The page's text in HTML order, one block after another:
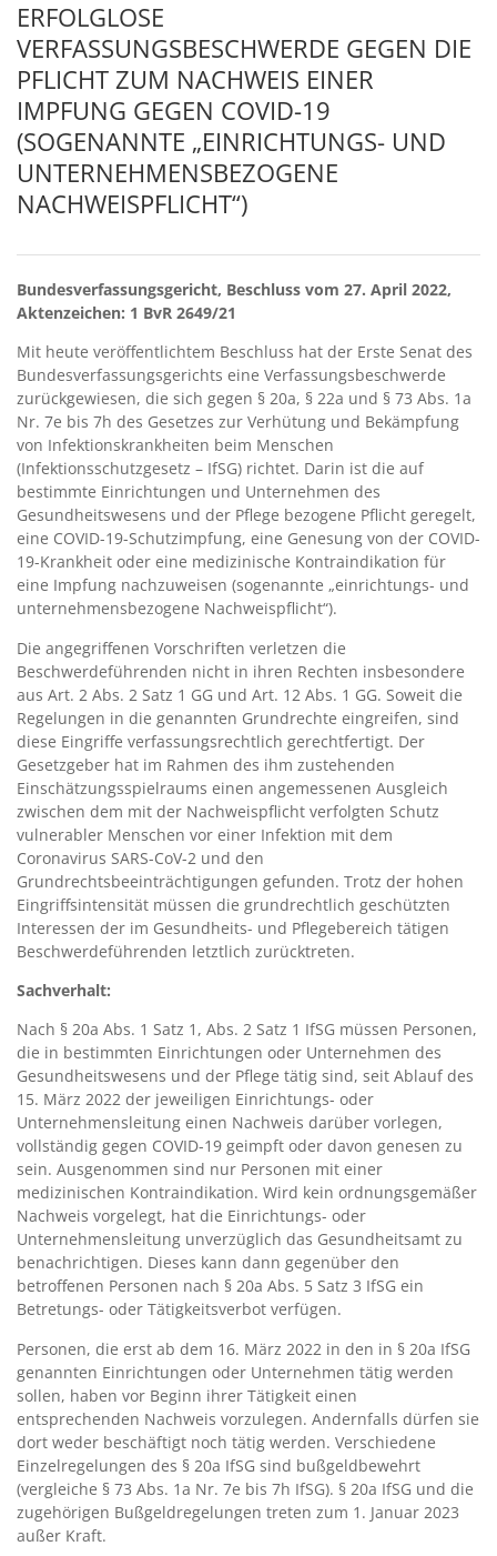
ERFOLGLOSE
VERFASSUNGSBESCHWERDE GEGEN DIE
PFLICHT ZUM NACHWEIS EINER
IMPFUNG GEGEN COVID-19
(SOGENANNTE „EINRICHTUNGS- UND
UNTERNEHMENSBEZOGENE
NACHWEISPFLICHT“)
Bundesverfassungsgericht, Beschluss vom 27. April 2022,
Aktenzeichen: 1 BvR 2649/21
Mit heute veröffentlichtem Beschluss hat der Erste Senat des
Bundesverfassungsgerichts eine Verfassungsbeschwerde
zurückgewiesen, die sich gegen § 20a, § 22a und § 73 Abs. 1a
Nr. 7e bis 7h des Gesetzes zur Verhütung und Bekämpfung
von Infektionskrankheiten beim Menschen
(Infektionsschutzgesetz – IfSG) richtet. Darin ist die auf
bestimmte Einrichtungen und Unternehmen des
Gesundheitswesens und der Pflege bezogene Pflicht geregelt,
eine COVID-19-Schutzimpfung, eine Genesung von der COVID-
19-Krankheit oder eine medizinische Kontraindikation für
eine Impfung nachzuweisen (sogenannte „einrichtungs- und
unternehmensbezogene Nachweispflicht“).
Die angegriffenen Vorschriften verletzen die
Beschwerdeführenden nicht in ihren Rechten insbesondere
aus Art. 2 Abs. 2 Satz 1 GG und Art. 12 Abs. 1 GG. Soweit die
Regelungen in die genannten Grundrechte eingreifen, sind
diese Eingriffe verfassungsrechtlich gerechtfertigt. Der
Gesetzgeber hat im Rahmen des ihm zustehenden
Einschätzungsspielraums einen angemessenen Ausgleich
zwischen dem mit der Nachweispflicht verfolgten Schutz
vulnerabler Menschen vor einer Infektion mit dem
Coronavirus SARS-CoV-2 und den
Grundrechtsbeeinträchtigungen gefunden. Trotz der hohen
Eingriffsintensität müssen die grundrechtlich geschützten
Interessen der im Gesundheits- und Pflegebereich tätigen
Beschwerdeführenden letztlich zurücktreten.
Sachverhalt:
Nach § 20a Abs. 1 Satz 1, Abs. 2 Satz 1 IfSG müssen Personen,
die in bestimmten Einrichtungen oder Unternehmen des
Gesundheitswesens und der Pflege tätig sind, seit Ablauf des
15. März 2022 der jeweiligen Einrichtungs- oder
Unternehmensleitung einen Nachweis darüber vorlegen,
vollständig gegen COVID-19 geimpft oder davon genesen zu
sein. Ausgenommen sind nur Personen mit einer
medizinischen Kontraindikation. Wird kein ordnungsgemäßer
Nachweis vorgelegt, hat die Einrichtungs- oder
Unternehmensleitung unverzüglich das Gesundheitsamt zu
benachrichtigen. Dieses kann dann gegenüber den
betroffenen Personen nach § 20a Abs. 5 Satz 3 IfSG ein
Betretungs- oder Tätigkeitsverbot verfügen.
Personen, die erst ab dem 16. März 2022 in den in § 20a IfSG
genannten Einrichtungen oder Unternehmen tätig werden
sollen, haben vor Beginn ihrer Tätigkeit einen
entsprechenden Nachweis vorzulegen. Andernfalls dürfen sie
dort weder beschäftigt noch tätig werden. Verschiedene
Einzelregelungen des § 20a IfSG sind bußgeldbewehrt
(vergleiche § 73 Abs. 1a Nr. 7e bis 7h IfSG). § 20a IfSG und die
zugehörigen Bußgeldregelungen treten zum 1. Januar 2023
außer Kraft.